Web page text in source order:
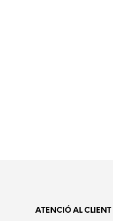
ATENCIÓ AL CLIENT